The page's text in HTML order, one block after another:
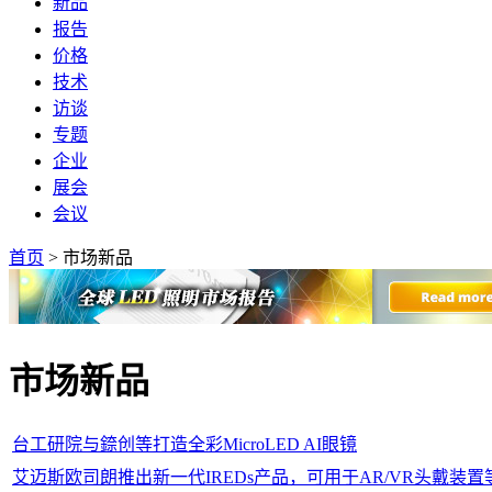
报告
价格
技术
访谈
专题
企业
展会
会议
首页 > 市场新品
市场新品
台工研院与錼创等打造全彩MicroLED AI眼镜
艾迈斯欧司朗推出新一代IREDs产品，可用于AR/VR头戴装置